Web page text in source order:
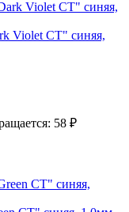
Violet CT" синяя,
58 ₽